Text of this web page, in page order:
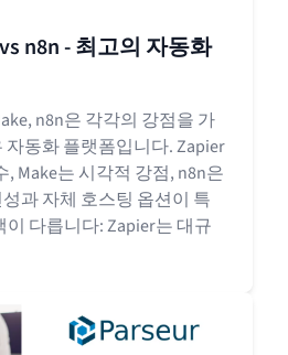
n8n - 최고의 자동화
n8n은 각각의 강점을 가
자동화 플랫폼입니다. Zapier
, Make는 시각적 강점, n8n은
과 자체 호스팅 옵션이 특
다릅니다: Zapier는 대규